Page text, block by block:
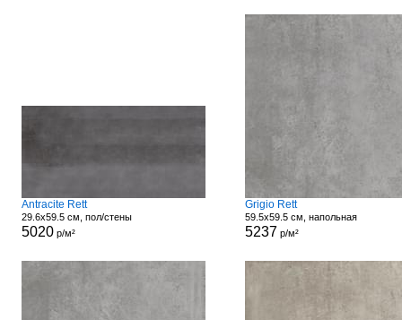
Antracite Rett
29.6x59.5 см, пол/стены
5020р/м²
Grigio Rett
59.5x59.5 см, напольная
5237 р/м²